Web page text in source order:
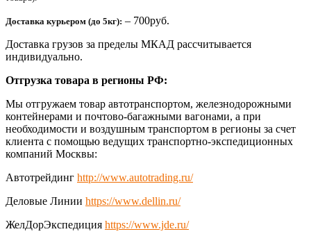
Доставка курьером (до 5кг): – 700руб.
Доставка грузов за пределы МКАД рассчитывается
индивидуально.
Отгрузка товара в регионы РФ:
Мы отгружаем товар автотранспортом, железнодорожными
контейнерами и почтово-багажными вагонами, а при
необходимости и воздушным транспортом в регионы за счет
клиента с помощью ведущих транспортно-экспедиционных
компаний Москвы:
Автотрейдинг http://www.autotrading.ru/
Деловые Линии https://www.dellin.ru/
ЖелДорЭкспедиция https://www.jde.ru/